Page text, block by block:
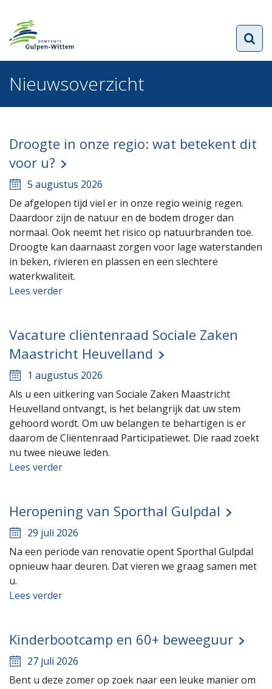
Nieuwsoverzicht
Droogte in onze regio: wat betekent dit
voor u?
5 augustus 2026
De afgelopen tijd viel er in onze regio weinig regen.
Daardoor zijn de natuur en de bodem droger dan
normaal. Ook neemt het risico op natuurbranden toe.
Droogte kan daarnaast zorgen voor lage waterstanden
in beken, rivieren en plassen en een slechtere
waterkwaliteit.
Lees verder
Vacature cliëntenraad Sociale Zaken
Maastricht Heuvelland
1 augustus 2026
Als u een uitkering van Sociale Zaken Maastricht
Heuvelland ontvangt, is het belangrijk dat uw stem
gehoord wordt. Om uw belangen te behartigen is er
daarom de Cliëntenraad Participatiewet. Die raad zoekt
nu twee nieuwe leden.
Lees verder
Heropening van Sporthal Gulpdal
29 juli 2026
Na een periode van renovatie opent Sporthal Gulpdal
opnieuw haar deuren. Dat vieren we graag samen met
u.
Lees verder
Kinderbootcamp en 60+ beweeguur
27 juli 2026
Bent u deze zomer op zoek naar een leuke manier om